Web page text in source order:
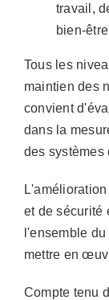
travail,
bien-
Tous les
maintien des
convient
dans la
des systèmes
et de sécurité
l'ensemble
mettre en
Compte tenu